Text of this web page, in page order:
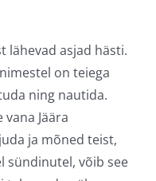
lähevad asjad hästi.
on teiega
ning nautida.
Jäära
ja mõned teist,
sündinutel, võib see